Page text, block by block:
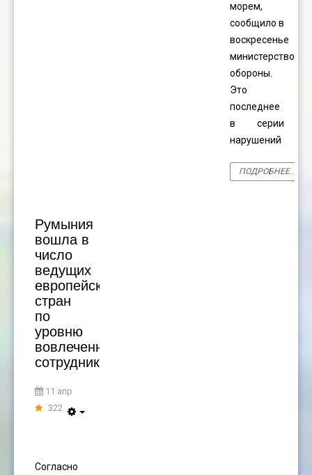
морем,
сообщило в
воскресенье
министерство
обороны.
Это
последнее
в серии
нарушений
ПОДРОБНЕЕ...
Румыния
вошла в
число
ведущих
европейских
стран
по
уровню
вовлеченности
сотрудников
11 апр
322
Согласно